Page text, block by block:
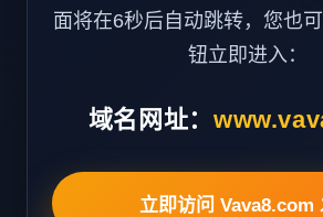
面将在6秒后自动跳转，您也
钮立即进入：
域名网址：
立即访问 Vava8.com